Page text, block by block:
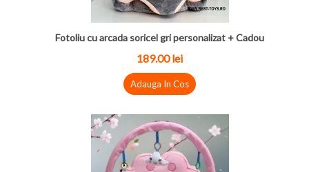
Fotoliu cu arcada soricel gri personalizat + Cadou
189.00lei
Adauga In Cos